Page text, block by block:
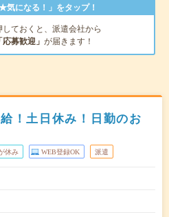
になる！」をタップ！
しておくと、派遣会社から
「応募歓迎」 が届きます！
！土日休み！日勤のお
休み WEB登録OK 派遣